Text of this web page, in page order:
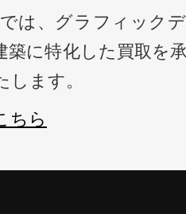
は、グラフィック
築に特化した買取を
ます。
ちら